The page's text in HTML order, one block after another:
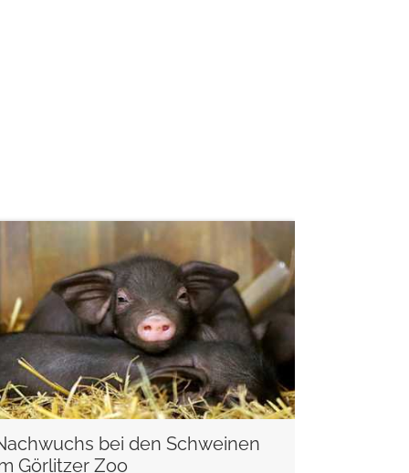
bei den Schweinen
Görlitzer Zoo
weiterlesen